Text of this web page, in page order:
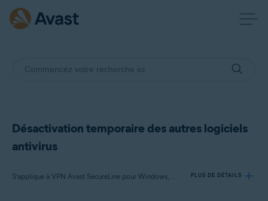
Désactivation temporaire des autres logiciels
antivirus
S’applique à VPN Avast SecureLine pour Windows, Avast AntiTrack pour Windows, Avast BreachGuard pour Windows, Avast Cleanup Premium pour Windows, Avast Driver Updater pour Windows, Avast Battery Saver pour Windows PLUS DE DÉTAILS